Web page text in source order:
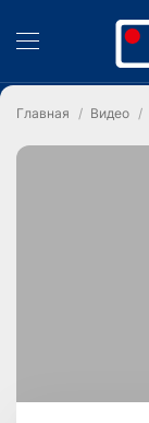
Главная Видео